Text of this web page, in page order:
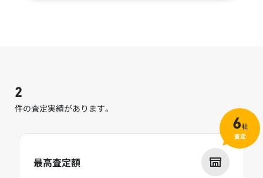
2
件の査定実績があります。
最高査定額
6社
査定